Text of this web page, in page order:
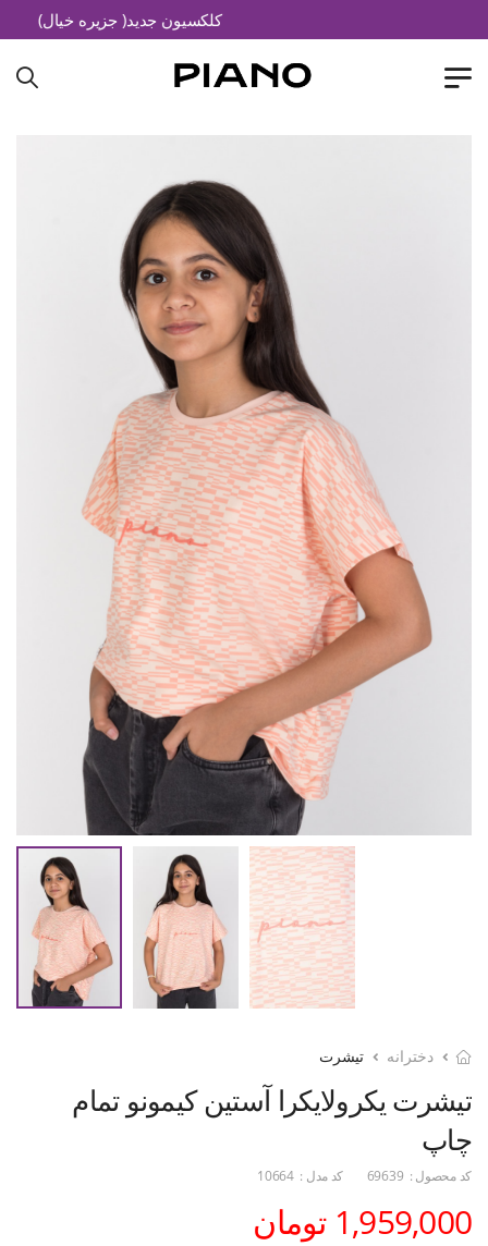
کلکسیون جدید( جزیره خیال)
دخترانه تیشرت
تیشرت یکرولایکرا آستین کیمونو تمام
چاپ
کد محصول : 69639 کد مدل : 10664
1,959,000 تومان